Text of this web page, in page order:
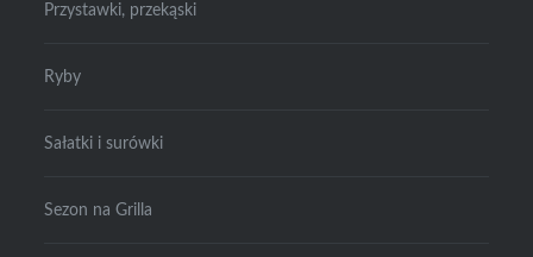
Przystawki, przekąski
Ryby
Sałatki i surówki
Sezon na Grilla